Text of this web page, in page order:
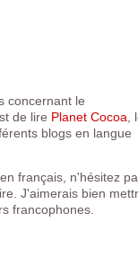
concernant le
de lire Planet Cocoa ,
blogs en langue
français, n'hésitez
J'aimerais bien
francophones.